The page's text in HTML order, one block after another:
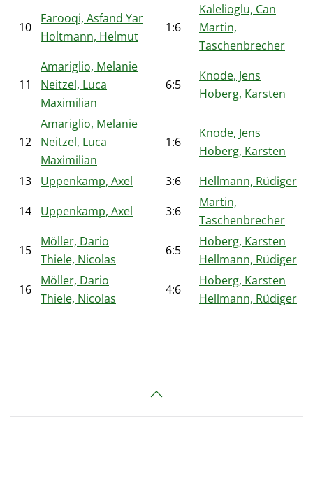
10
Farooqi, Asfand Yar
Holtmann, Helmut
1:6
Kalelioglu, Can
Martin,
Taschenbrecher
11
Amariglio, Melanie
Neitzel, Luca
Maximilian
6:5
Knode, Jens
Hoberg, Karsten
12
Amariglio, Melanie
Neitzel, Luca
Maximilian
1:6
Knode, Jens
Hoberg, Karsten
13
Uppenkamp, Axel 3:6
Hellmann, Rüdiger
14
Uppenkamp, Axel 3:6
Martin,
Taschenbrecher
15
Möller, Dario
Thiele, Nicolas
6:5
Hoberg, Karsten
Hellmann, Rüdiger
16
Möller, Dario
Thiele, Nicolas
4:6
Hoberg, Karsten
Hellmann, Rüdiger